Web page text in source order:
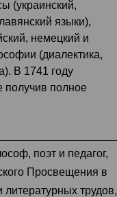
(украинский,
языки),
немецкий и
(диалектика,
В 1741 году
получив полное
поэт и педагог,
Просвещения в
трудов,